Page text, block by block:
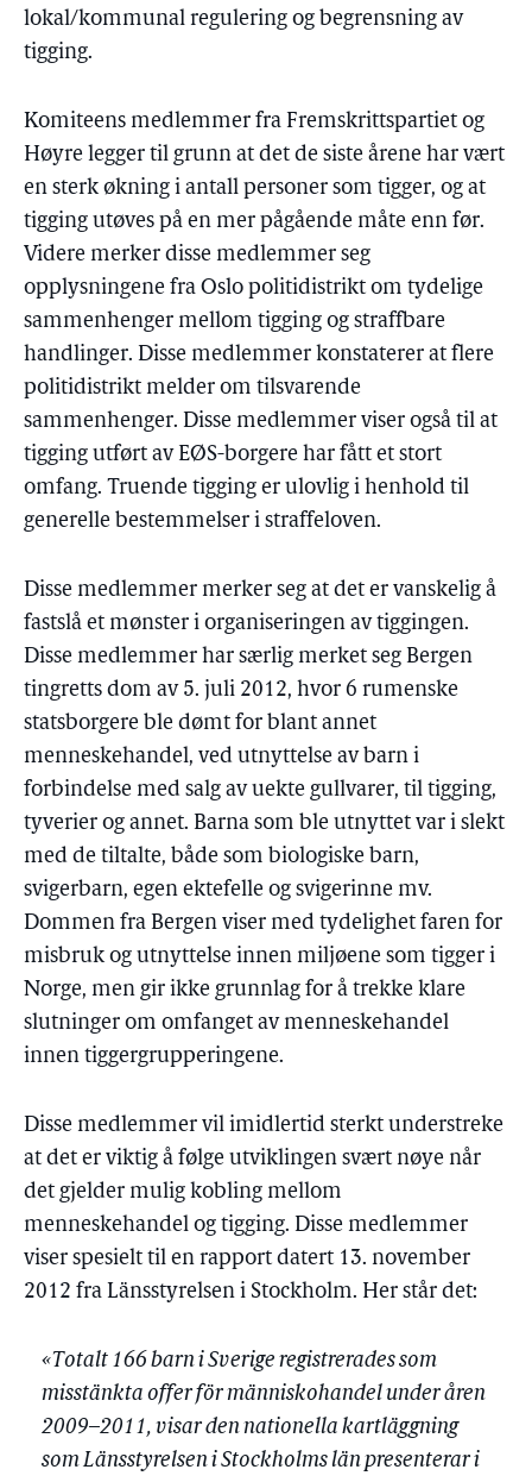
lokal/kommunal regulering og begrensning av
tigging.
Komiteens medlemmer fra Fremskrittspartiet og
Høyre legger til grunn at det de siste årene har vært
en sterk økning i antall personer som tigger, og at
tigging utøves på en mer pågående måte enn før.
Videre merker disse medlemmer seg
opplysningene fra Oslo politidistrikt om tydelige
sammenhenger mellom tigging og straffbare
handlinger. Disse medlemmer konstaterer at flere
politidistrikt melder om tilsvarende
sammenhenger. Disse medlemmer viser også til at
tigging utført av EØS-borgere har fått et stort
omfang. Truende tigging er ulovlig i henhold til
generelle bestemmelser i straffeloven.
Disse medlemmer merker seg at det er vanskelig å
fastslå et mønster i organiseringen av tiggingen.
Disse medlemmer har særlig merket seg Bergen
tingretts dom av 5. juli 2012, hvor 6 rumenske
statsborgere ble dømt for blant annet
menneskehandel, ved utnyttelse av barn i
forbindelse med salg av uekte gullvarer, til tigging,
tyverier og annet. Barna som ble utnyttet var i slekt
med de tiltalte, både som biologiske barn,
svigerbarn, egen ektefelle og svigerinne mv.
Dommen fra Bergen viser med tydelighet faren for
misbruk og utnyttelse innen miljøene som tigger i
Norge, men gir ikke grunnlag for å trekke klare
slutninger om omfanget av menneskehandel
innen tiggergrupperingene.
Disse medlemmer vil imidlertid sterkt understreke
at det er viktig å følge utviklingen svært nøye når
det gjelder mulig kobling mellom
menneskehandel og tigging. Disse medlemmer
viser spesielt til en rapport datert 13. november
2012 fra Länsstyrelsen i Stockholm. Her står det:
«Totalt 166 barn i Sverige registrerades som
misstänkta offer för människohandel under åren
2009–2011, visar den nationella kartläggning
som Länsstyrelsen i Stockholms län presenterar i